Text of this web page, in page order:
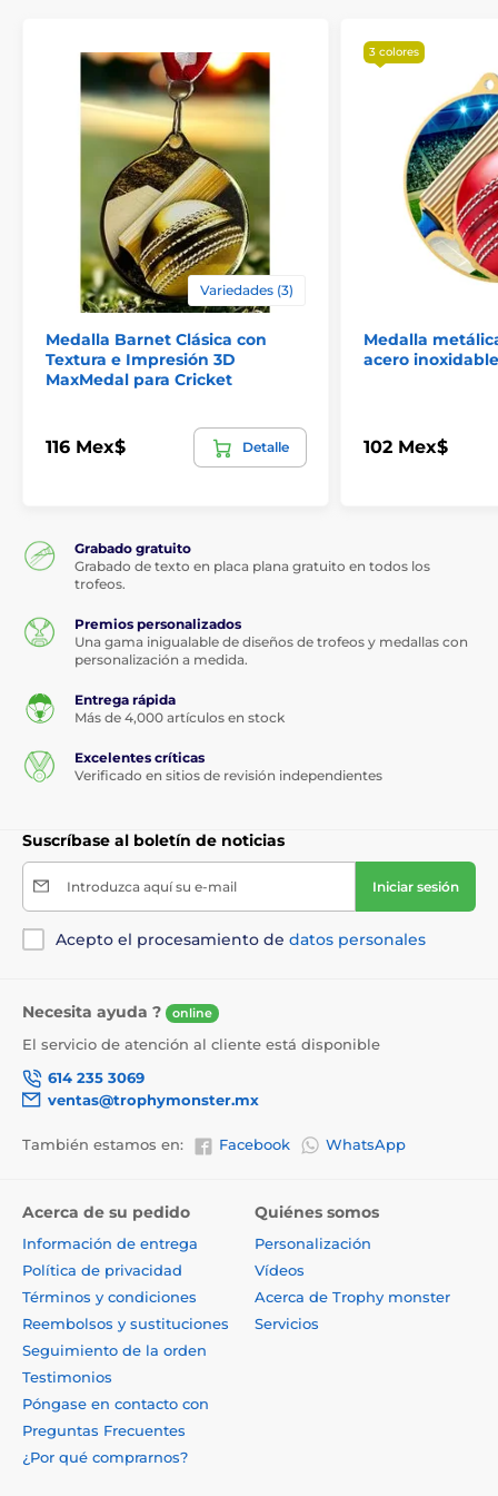
Variedades (3)
Medalla Barnet Clásica con
Textura e Impresión 3D
MaxMedal para Cricket
116 Mex$ Detalle
3 colores
Medalla
acero inoxidable
102 Mex$
Grabado gratuito
Grabado de texto en placa plana gratuito en todos los
trofeos.
Premios personalizados
Una gama inigualable de diseños de trofeos y medallas con
personalización a medida.
Entrega rápida
Más de 4,000 artículos en stock
Excelentes críticas
Verificado en sitios de revisión independientes
Suscríbase al boletín de noticias
Introduzca aquí su e-mail Iniciar sesión
Acepto el procesamiento de datos personales
Necesita ayuda ? online
El servicio de atención al cliente está disponible
614 235 3069
ventas@trophymonster.mx
También estamos en: Facebook WhatsApp
Acerca de su pedido
Información de entrega
Política de privacidad
Términos y condiciones
Reembolsos y sustituciones
Seguimiento de la orden
Testimonios
Póngase en contacto con
Preguntas Frecuentes
¿Por qué comprarnos?
Quiénes somos
Personalización
Vídeos
Acerca de Trophy monster
Servicios